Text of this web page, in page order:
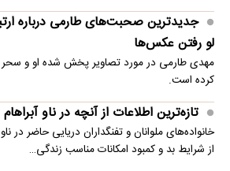
جدیدترین صحبت‌های طارمی درباره
لو رفتن عکس‌ها
مهدی طارمی در مورد تصاویر پخش شده او و سحر
کرده است.
تازه‌ترین اطلاعات از آنچه در ناو
خانواده‌های ملوانان و تفنگداران دریایی حاضر در ناو
از شرایط بد و کمبود امکانات مناسب زندگی…